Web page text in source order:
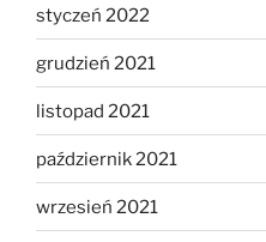
styczeń 2022
grudzień 2021
listopad 2021
październik 2021
wrzesień 2021